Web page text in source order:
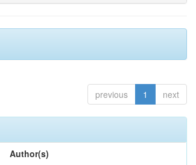
previous 1 next
Author(s)